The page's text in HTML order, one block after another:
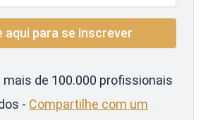
de 100.000 profissionais
- Compartilhe com um